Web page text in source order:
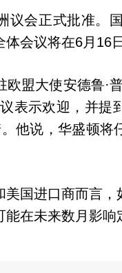
议会正式批准。
会议将在6月16
盟大使安德鲁·
表示欢迎，并提
他说，华盛顿将
美国进口商而言
在未来数月影响